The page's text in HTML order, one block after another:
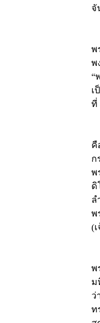
จั
พ
พ
“
เ
ที่
คื
ก
พ
ดิ
ล
พ
(
พ
ม
ว่
ท